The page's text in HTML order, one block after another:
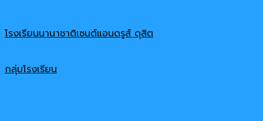
โรงเรียนนานาชาติเซนต์แอนดรูส์ ดุสิต
กลุ่มโรงเรียน